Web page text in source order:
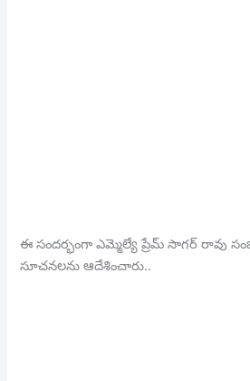
ఈ సందర్భంగా ఎమ్మెల్యే ప్రేమ్ సాగర్ రావు
సూచనలను ఆదేశించారు..